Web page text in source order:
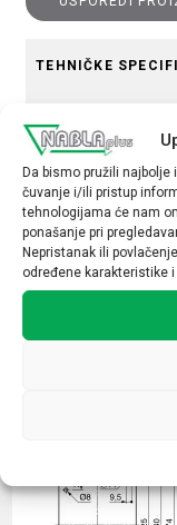
Da bismo pružili
čuvanje i/ili pristup
tehnologijama će nam
ponašanje pri
Nepristanak ili
određene karakteristike
TEHNIČKE
Način montaže
nadžbukno
Povezani